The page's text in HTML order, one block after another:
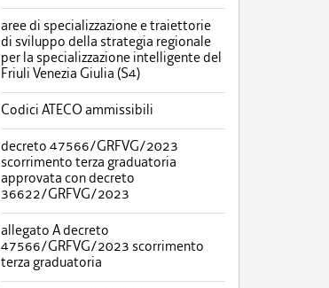
aree di specializzazione e traiettorie
di sviluppo della strategia regionale
per la specializzazione intelligente del
Friuli Venezia Giulia (S4)
Codici ATECO ammissibili
decreto 47566/GRFVG/2023
scorrimento terza graduatoria
approvata con decreto
36622/GRFVG/2023
allegato A decreto
47566/GRFVG/2023 scorrimento
terza graduatoria